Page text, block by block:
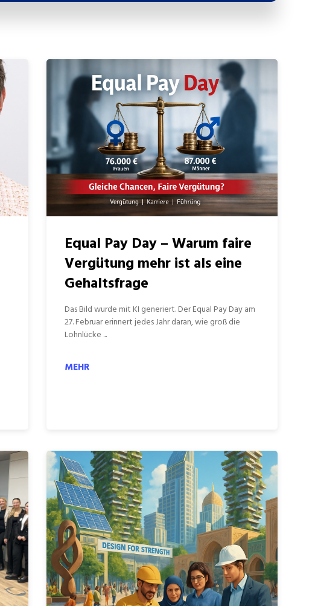
Equal Pay Day – Warum faire
Vergütung mehr ist als eine
Gehaltsfrage
Das Bild wurde mit KI generiert. Der Equal Pay Day am
27. Februar erinnert jedes Jahr daran, wie groß die
Lohnlücke ...
MEHR